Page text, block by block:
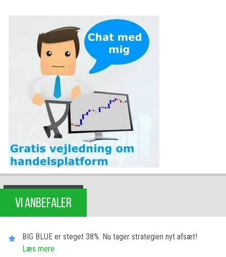
VI ANBEFALER
BIG BLUE er steget 38%. Nu tager strategien nyt afsæt!
Læs mere